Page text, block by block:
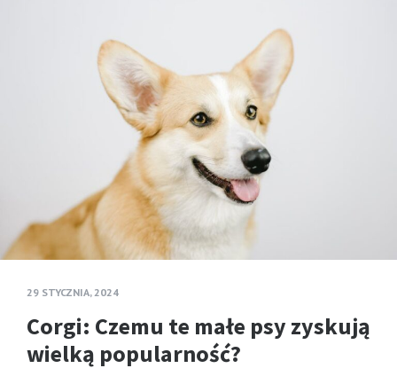
29 STYCZNIA, 2024
Corgi: Czemu te małe psy zyskują
wielką popularność?